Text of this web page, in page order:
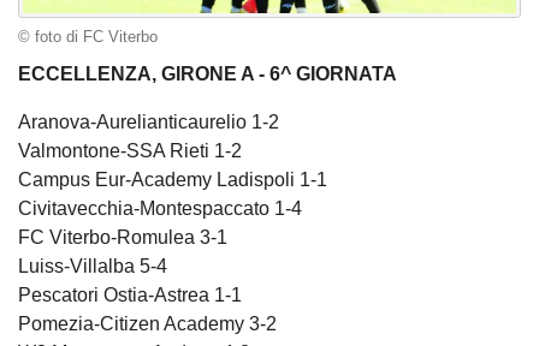
© foto di FC Viterbo
ECCELLENZA, GIRONE A - 6^ GIORNATA
Aranova-Aurelianticaurelio 1-2
Valmontone-SSA Rieti 1-2
Campus Eur-Academy Ladispoli 1-1
Civitavecchia-Montespaccato 1-4
FC Viterbo-Romulea 3-1
Luiss-Villalba 5-4
Pescatori Ostia-Astrea 1-1
Pomezia-Citizen Academy 3-2